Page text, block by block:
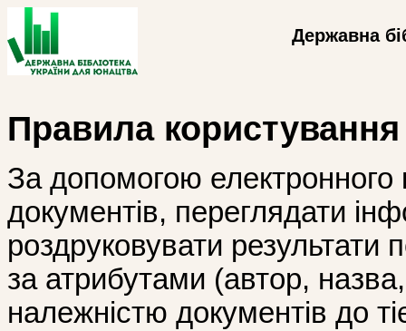
Державна
Правила
За допомогою
документів, переглядати
роздруковувати
за атрибутами (автор, назва,
належністю документів до